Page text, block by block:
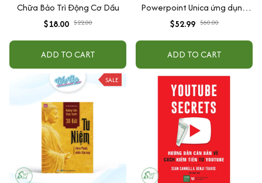
Chữa Bảo Trì Động Cơ Dầu
$18.00 $22.00
ADD TO CART
Powerpoint Unica ứng dụng
tin học văn phòng từ cơ bản
$52.99 $60.00
ADD TO CART
SALE